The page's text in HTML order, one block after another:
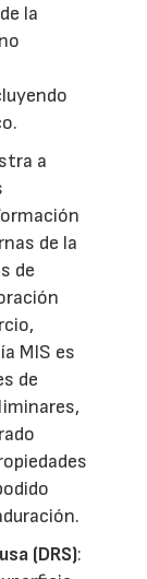
la
a
de la
de
MIS es
de
(DRS):